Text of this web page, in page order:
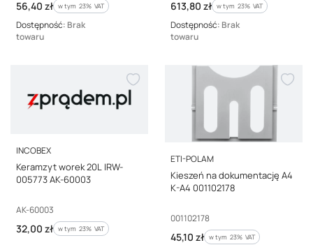
Cena brutto
56,40 zł w tym %s VAT
w tym 23% VAT
Dostępność: Brak
towaru
Cena brutto
613,80 zł w tym %s VAT
w tym 23% VAT
Dostępność: Brak
towaru
PRODUCENT
INCOBEX
Keramzyt worek 20L IRW-
005773 AK-60003
Kod producenta
AK-60003
Cena brutto
32,00 zł w tym %s VAT
w tym 23% VAT
PRODUCENT
ETI-POLAM
Kieszeń na dokumentację A4
K-A4 001102178
Kod producenta
001102178
Cena brutto
45,10 zł w tym %s VAT
w tym 23% VAT